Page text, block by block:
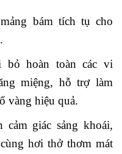
bám tích tụ cho
bỏ hoàn toàn các vi
miệng, hỗ trợ làm
vàng hiệu quả.
cảm giác sảng khoái,
hơi thở thơm mát